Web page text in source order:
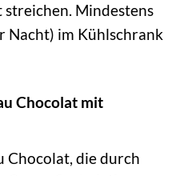
streichen. Mindestens
Nacht) im Kühlschrank
Chocolat mit
Chocolat, die durch